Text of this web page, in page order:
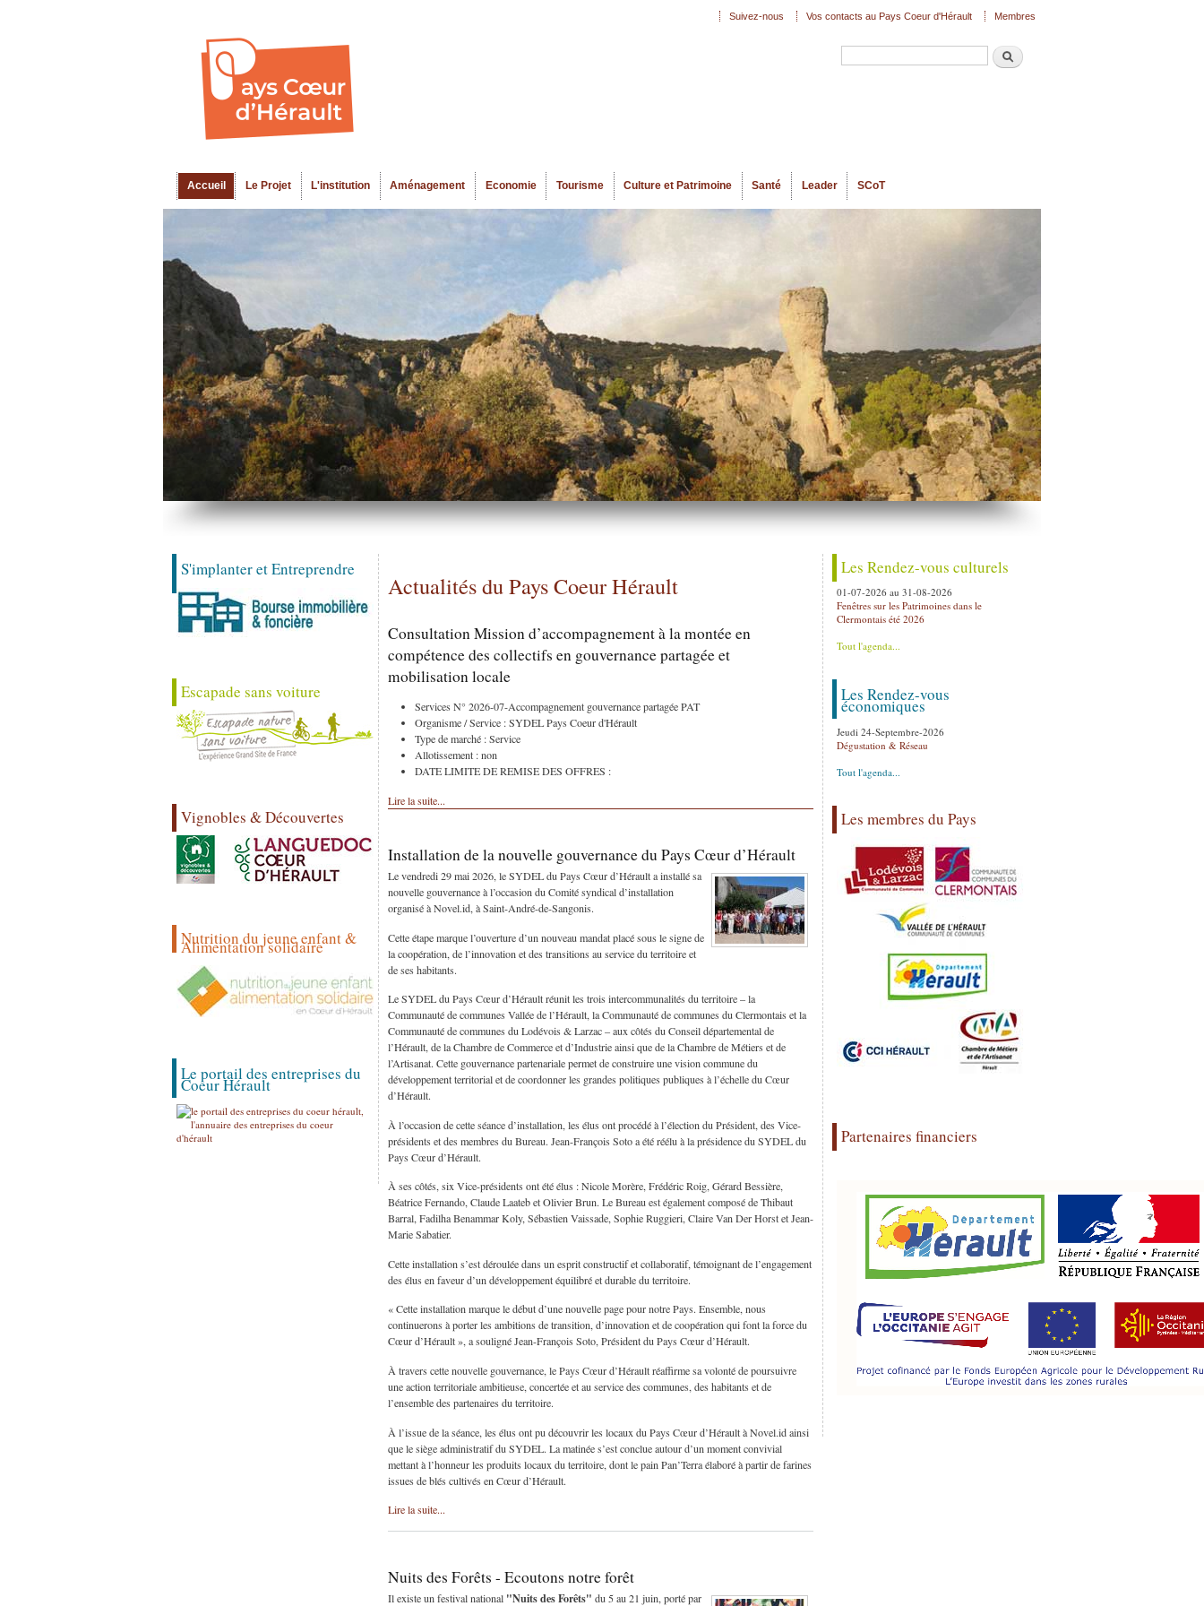
Recherche
Menu principal
Accueil Le Projet L'institution Aménagement Economie Tourisme Culture et Patrimoine Santé Leader SCoT
Suivez-nous Vos contacts au Pays Coeur d'Hérault Membres
S'implanter et Entreprendre
Escapade sans voiture
Vignobles & Découvertes
Nutrition du jeune enfant &
Alimentation solidaire
Le portail des entreprises du
Coeur Hérault
Actualités du Pays Coeur Hérault
Consultation Mission d’accompagnement à la montée en
compétence des collectifs en gouvernance partagée et
mobilisation locale
Services N° 2026-07-Accompagnement gouvernance partagée PAT
Organisme / Service : SYDEL Pays Coeur d'Hérault
Type de marché : Service
Allotissement : non
DATE LIMITE DE REMISE DES OFFRES :
Lire la suite...
Installation de la nouvelle gouvernance du Pays Cœur d’Hérault
Le vendredi 29 mai 2026, le SYDEL du Pays Cœur d’Hérault a installé sa
nouvelle gouvernance à l’occasion du Comité syndical d’installation
organisé à Novel.id, à Saint-André-de-Sangonis.
Cette étape marque l’ouverture d’un nouveau mandat placé sous le signe de
la coopération, de l’innovation et des transitions au service du territoire et
de ses habitants.
Le SYDEL du Pays Cœur d’Hérault réunit les trois intercommunalités du territoire – la
Communauté de communes Vallée de l’Hérault, la Communauté de communes du Clermontais et la
Communauté de communes du Lodévois & Larzac – aux côtés du Conseil départemental de
l’Hérault, de la Chambre de Commerce et d’Industrie ainsi que de la Chambre de Métiers et de
l’Artisanat. Cette gouvernance partenariale permet de construire une vision commune du
développement territorial et de coordonner les grandes politiques publiques à l’échelle du Cœur
d’Hérault.
À l’occasion de cette séance d’installation, les élus ont procédé à l’élection du Président, des Vice-
présidents et des membres du Bureau. Jean-François Soto a été réélu à la présidence du SYDEL du
Pays Cœur d’Hérault.
À ses côtés, six Vice-présidents ont été élus : Nicole Morère, Frédéric Roig, Gérard Bessière,
Béatrice Fernando, Claude Laateb et Olivier Brun. Le Bureau est également composé de Thibaut
Barral, Fadilha Benammar Koly, Sébastien Vaissade, Sophie Ruggieri, Claire Van Der Horst et Jean-
Marie Sabatier.
Cette installation s’est déroulée dans un esprit constructif et collaboratif, témoignant de l’engagement
des élus en faveur d’un développement équilibré et durable du territoire.
« Cette installation marque le début d’une nouvelle page pour notre Pays. Ensemble, nous
continuerons à porter les ambitions de transition, d’innovation et de coopération qui font la force du
Cœur d’Hérault », a souligné Jean-François Soto, Président du Pays Cœur d’Hérault.
À travers cette nouvelle gouvernance, le Pays Cœur d’Hérault réaffirme sa volonté de poursuivre
une action territoriale ambitieuse, concertée et au service des communes, des habitants et de
l’ensemble des partenaires du territoire.
À l’issue de la séance, les élus ont pu découvrir les locaux du Pays Cœur d’Hérault à Novel.id ainsi
que le siège administratif du SYDEL. La matinée s’est conclue autour d’un moment convivial
mettant à l’honneur les produits locaux du territoire, dont le pain Pan’Terra élaboré à partir de farines
issues de blés cultivés en Cœur d’Hérault.
Lire la suite...
Nuits des Forêts - Ecoutons notre forêt
Il existe un festival national "Nuits des Forêts" du 5 au 21 juin, porté par
Les Rendez-vous culturels
01-07-2026 au 31-08-2026
Fenêtres sur les Patrimoines dans le
Clermontais été 2026
Tout l'agenda...
Les Rendez-vous
économiques
Jeudi 24-Septembre-2026
Dégustation & Réseau
Tout l'agenda...
Les membres du Pays
Partenaires financiers